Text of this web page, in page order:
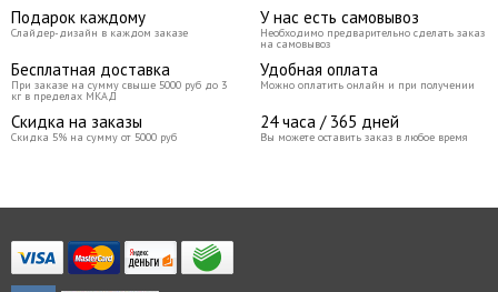
Подарок каждому
Слайдер-дизайн в каждом заказе
У нас есть самовывоз
Необходимо предварительно сделать заказ
на самовывоз
Бесплатная доставка
При заказе на сумму свыше 5000 руб до 3
кг в пределах МКАД
Удобная оплата
Можно оплатить онлайн и при получении
Скидка на заказы
Скидка 5% на сумму от 5000 руб
24 часа / 365 дней
Вы можете оставить заказ в любое время